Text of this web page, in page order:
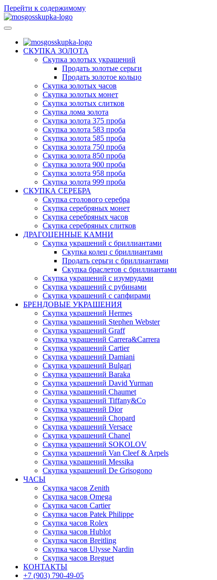
Перейти к содержимому
СКУПКА ЗОЛОТА
Скупка золотых украшений
Продать золотые серьги
Продать золотое кольцо
Скупка золотых часов
Скупка золотых монет
Скупка золотых слитков
Скупка лома золота
Скупка золота 375 проба
Скупка золота 583 проба
Скупка золота 585 проба
Скупка золота 750 проба
Скупка золота 850 проба
Скупка золота 900 проба
Скупка золота 958 проба
Скупка золота 999 проба
СКУПКА СЕРЕБРА
Скупка столового серебра
Скупка серебряных монет
Скупка серебряных часов
Скупка серебряных слитков
ДРАГОЦЕННЫЕ КАМНИ
Скупка украшений с бриллиантами
Скупка колец с бриллиантами
Продать серьги с бриллиантами
Скупка браслетов с бриллиантами
Скупка украшений с изумрудами
Скупка украшений с рубинами
Скупка украшений с сапфирами
БРЕНДОВЫЕ УКРАШЕНИЯ
Скупка украшений Hermes
Скупка украшений Stephen Webster
Скупка украшений Graff
Скупка украшений Carrera&Carrera
Скупка украшений Cartier
Скупка украшений Damiani
Скупка украшений Bulgari
Скупка украшений Baraka
Скупка украшений David Yurman
Скупка украшений Chaumet
Скупка украшений Tiffany&Co
Скупка украшений Dior
Скупка украшений Chopard
Скупка украшений Versace
Скупка украшений Chanel
Скупка украшений SOKOLOV
Скупка украшений Van Cleef & Arpels
Скупка украшений Messika
Скупка украшений De Grisogono
ЧАСЫ
Скупка часов Zenith
Скупка часов Omega
Скупка часов Cartier
Скупка часов Patek Philippe
Скупка часов Rolex
Скупка часов Hublot
Скупка часов Breitling
Скупка часов Ulysse Nardin
Скупка часов Breguet
КОНТАКТЫ
+7 (903) 790-49-05